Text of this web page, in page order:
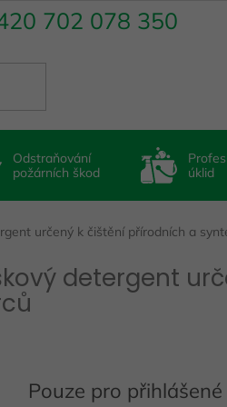
702 078 350
Odstraňování
požárních škod
úklid
určený k čištění přírodních a
detergent
Pouze pro přihlášené